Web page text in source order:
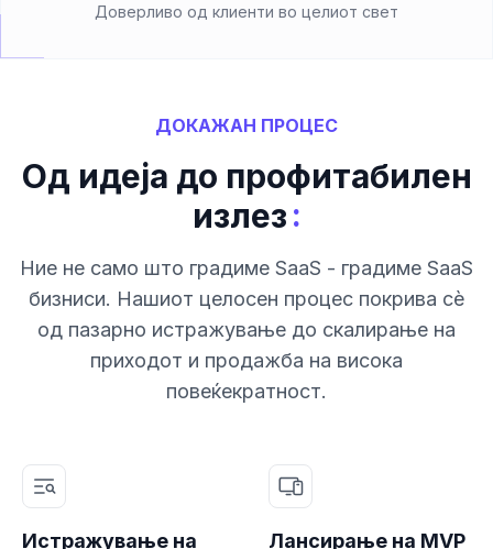
Доверливо од клиенти во целиот свет
ДОКАЖАН ПРОЦЕС
Од идеја до профитабилен
излез:
Ние не само што градиме SaaS - градиме SaaS
бизниси. Нашиот целосен процес покрива сè
од пазарно истражување до скалирање на
приходот и продажба на висока
повеќекратност.
Истражување на
Лансирање на MVP